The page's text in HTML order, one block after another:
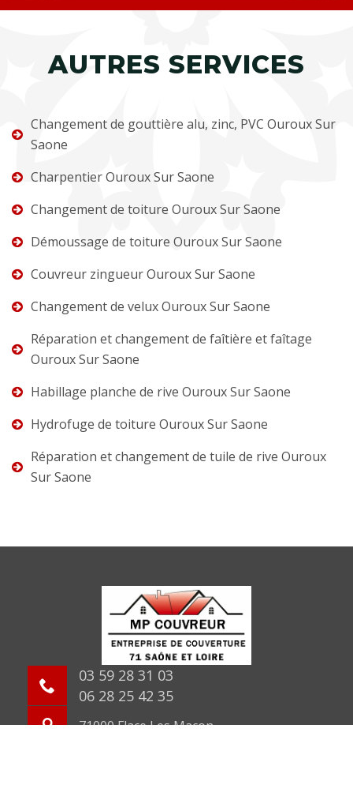
AUTRES SERVICES
Changement de gouttière alu, zinc, PVC Ouroux Sur
Saone
Charpentier Ouroux Sur Saone
Changement de toiture Ouroux Sur Saone
Démoussage de toiture Ouroux Sur Saone
Couvreur zingueur Ouroux Sur Saone
Changement de velux Ouroux Sur Saone
Réparation et changement de faîtière et faîtage
Ouroux Sur Saone
Habillage planche de rive Ouroux Sur Saone
Hydrofuge de toiture Ouroux Sur Saone
Réparation et changement de tuile de rive Ouroux
Sur Saone
03 59 28 31 03
06 28 25 42 35
71000 Flace Les Macon